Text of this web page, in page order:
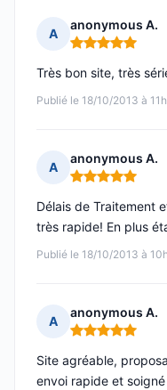
A
anonymous A.
Note : 5 sur 5
Publié le 18/10/2013 à
Très bon site, très
A
anonymous A.
Note : 5 sur 5
Publié le 18/10/2013 à
Délais de Traitement
très rapide! En plus
A
anonymous A.
Note : 5 sur 5
Site agréable,
envoi rapide et soigné